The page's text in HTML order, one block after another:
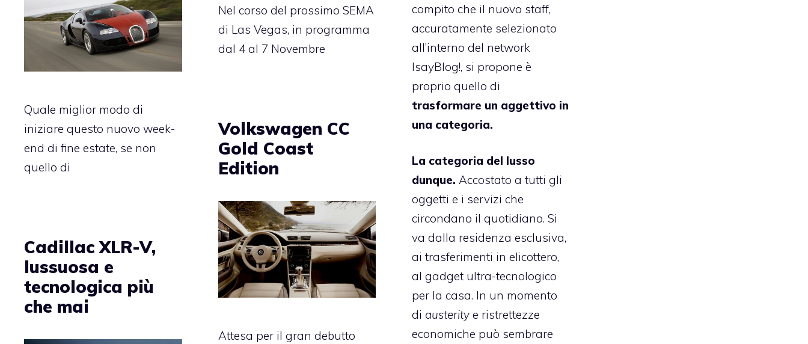
compito che il nuovo staff,
accuratamente selezionato
all’interno del network
IsayBlog!, si propone è
proprio quello di
trasformare un aggettivo in
una categoria.
La categoria del lusso
dunque. Accostato a tutti gli
oggetti e i servizi che
circondano il quotidiano. Si
va dalla residenza esclusiva,
ai trasferimenti in elicottero,
al gadget ultra-tecnologico
per la casa. In un momento
di austerity e ristrettezze
economiche può sembrare
Nel corso del prossimo SEMA
di Las Vegas, in programma
dal 4 al 7 Novembre
Quale miglior modo di
iniziare questo nuovo week-
end di fine estate, se non
quello di
Volkswagen CC
Gold Coast
Edition
Attesa per il gran debutto
Cadillac XLR-V,
lussuosa e
tecnologica più
che mai